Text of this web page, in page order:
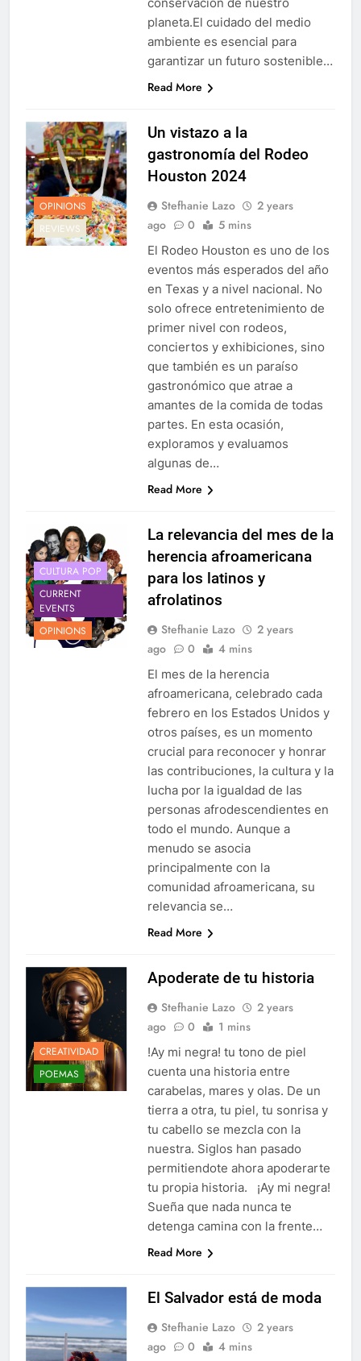
planeta.El cuidado del medio
ambiente es esencial para
garantizar un futuro sostenible…
Read More
OPINIONS
REVIEWS
Un vistazo a la
gastronomía del Rodeo
Houston 2024
Stefhanie Lazo
2 years
ago
0 5 mins
El Rodeo Houston es uno de los
eventos más esperados del año
en Texas y a nivel nacional. No
solo ofrece entretenimiento de
primer nivel con rodeos,
conciertos y exhibiciones, sino
que también es un paraíso
gastronómico que atrae a
amantes de la comida de todas
partes. En esta ocasión,
exploramos y evaluamos
algunas de…
Read More
CULTURA POP
CURRENT
EVENTS
OPINIONS
La relevancia del mes de la
herencia afroamericana
para los latinos y
afrolatinos
Stefhanie Lazo
2 years
ago
0 4 mins
El mes de la herencia
afroamericana, celebrado cada
febrero en los Estados Unidos y
otros países, es un momento
crucial para reconocer y honrar
las contribuciones, la cultura y la
lucha por la igualdad de las
personas afrodescendientes en
todo el mundo. Aunque a
menudo se asocia
principalmente con la
comunidad afroamericana, su
relevancia se…
Read More
CREATIVIDAD
POEMAS
Apoderate de tu historia
Stefhanie Lazo
2 years
ago
0 1 mins
!Ay mi negra! tu tono de piel
cuenta una historia entre
carabelas, mares y olas. De un
tierra a otra, tu piel, tu sonrisa y
tu cabello se mezcla con la
nuestra. Siglos han pasado
permitiendote ahora apoderarte
tu propia historia. ¡Ay mi negra!
Sueña que nada nunca te
detenga camina con la frente…
Read More
El Salvador está de moda
Stefhanie Lazo
2 years
ago
0 4 mins